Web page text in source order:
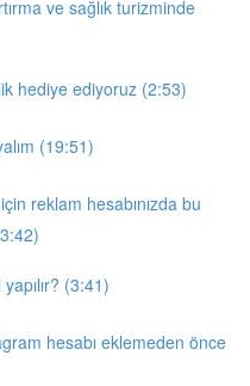
ve sağlık turizminde
hediye ediyoruz (2:53)
(19:51)
reklam hesabınızda bu
(3:41)
hesabı eklemeden önce